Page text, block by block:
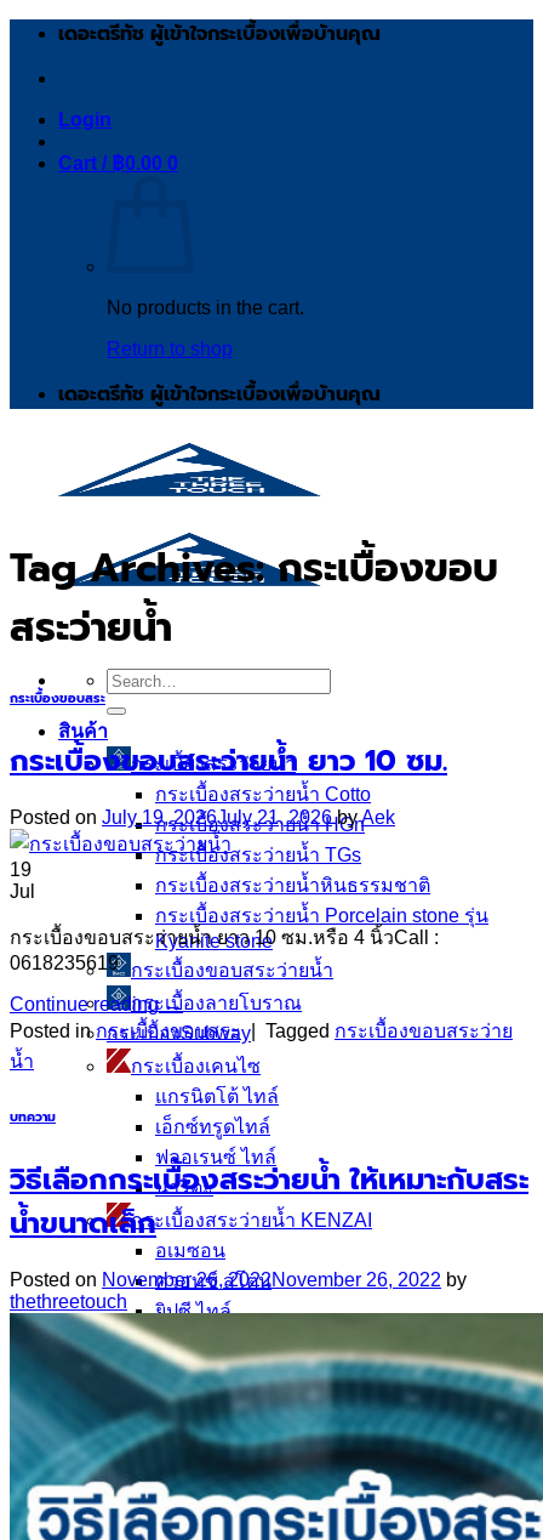
Skip
content
เดอะตรีทัช ผู้เข้าใจกระเบื้องเพื่อบ้านคุณ
Login
Cart / ฿0.00 0
No products in the cart.
Return to shop
เดอะตรีทัช ผู้เข้าใจกระเบื้องเพื่อบ้านคุณ
Search
for:
สินค้า
กระเบื้องสระว่ายนํ้า
กระเบื้องสระว่ายน้ำ Cotto
กระเบื้องสระว่ายน้ำ HGn
กระเบื้องสระว่ายน้ำ TGs
กระเบื้องสระว่ายน้ำหินธรรมชาติ
กระเบื้องสระว่ายนํ้า Porcelain stone รุ่น
Kyanite stone
กระเบื้องขอบสระว่ายน้ำ
กระเบื้องลายโบราณ
กระเบื้องSubway
กระเบื้องเคนไซ
แกรนิตโต้ ไทล์
เอ็กซ์ทรูดไทล์
ฟลอเรนซ์ ไทล์
นาริตะ
กระเบื้องสระว่ายน้ำ KENZAI
อเมซอน
ควอทซ์ สโตน
ยิปซี ไทล์
เปอร์เซีย
ควอร์ท ราวน์
กระเบื้องหกเหลี่ยม
อ่างล้างหน้าเซรามิค
ปูนกาวยาเเนวจระเข้
ปูนกาวยาเเนวเวเบอร์
ผลงานกระเบื้อง
Tag Archives:กระเบื้องขอบ
สระว่ายน้ำ
กระเบื้องขอบสระ
กระเบื้องขอบสระว่ายน้ำ ยาว 10 ซม.
Posted on July 19, 2026July 21, 2026 byAek
19
Jul
กระเบื้องขอบสระว่ายน้ำ ยาว 10 ซม.หรือ 4 นิ้วCall :
0618235619
Continue reading→
Posted inกระเบื้องขอบสระ | Tagged กระเบื้องขอบสระว่าย
น้ำ
บทความ
วิธีเลือกกระเบื้องสระว่ายน้ำ ให้เหมาะกับสระ
น้ำขนาดเล็ก
Posted on November 26, 2022November 26, 2022 by
thethreetouch